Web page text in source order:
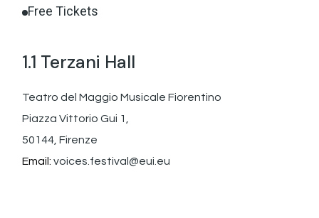
Free Tickets
1.1 Terzani Hall
Teatro del Maggio Musicale Fiorentino
Piazza Vittorio Gui 1,
50144, Firenze
Email:voices.festival@eui.eu